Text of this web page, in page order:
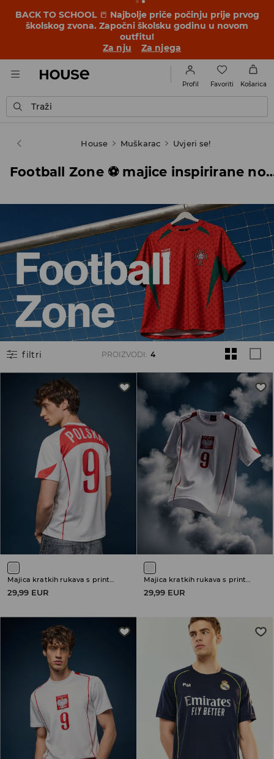
BACK TO SCHOOL 📒 Najbolje priče počinju prije prvog
školskog zvona. Započni školsku godinu u novom
outfitu!
Za nju
Za njega
Profil Favoriti Košarica
Traži
House Muškarac Uvjeri se!
Football Zone ⚽ majice
filtri PROIZVODI : 4
29,99 EUR 29,99 EUR